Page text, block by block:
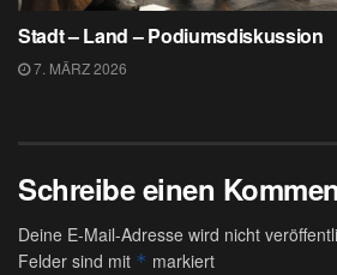
Stadt – Land – Podiumsdiskussion
7. MÄRZ 2026
Schreibe einen
Deine E-Mail-Adresse wird nicht
Felder sind mit * markiert